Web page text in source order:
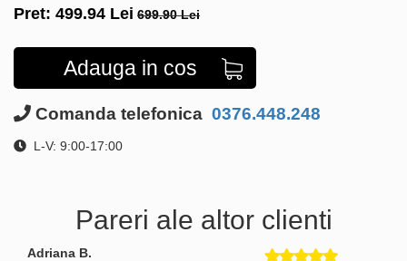
Pret: 499.94 Lei 699.90 Lei
Adauga in cos
Comanda telefonica 0376.448.248
L-V: 9:00-17:00
Pareri ale altor clienti
Adriana B.